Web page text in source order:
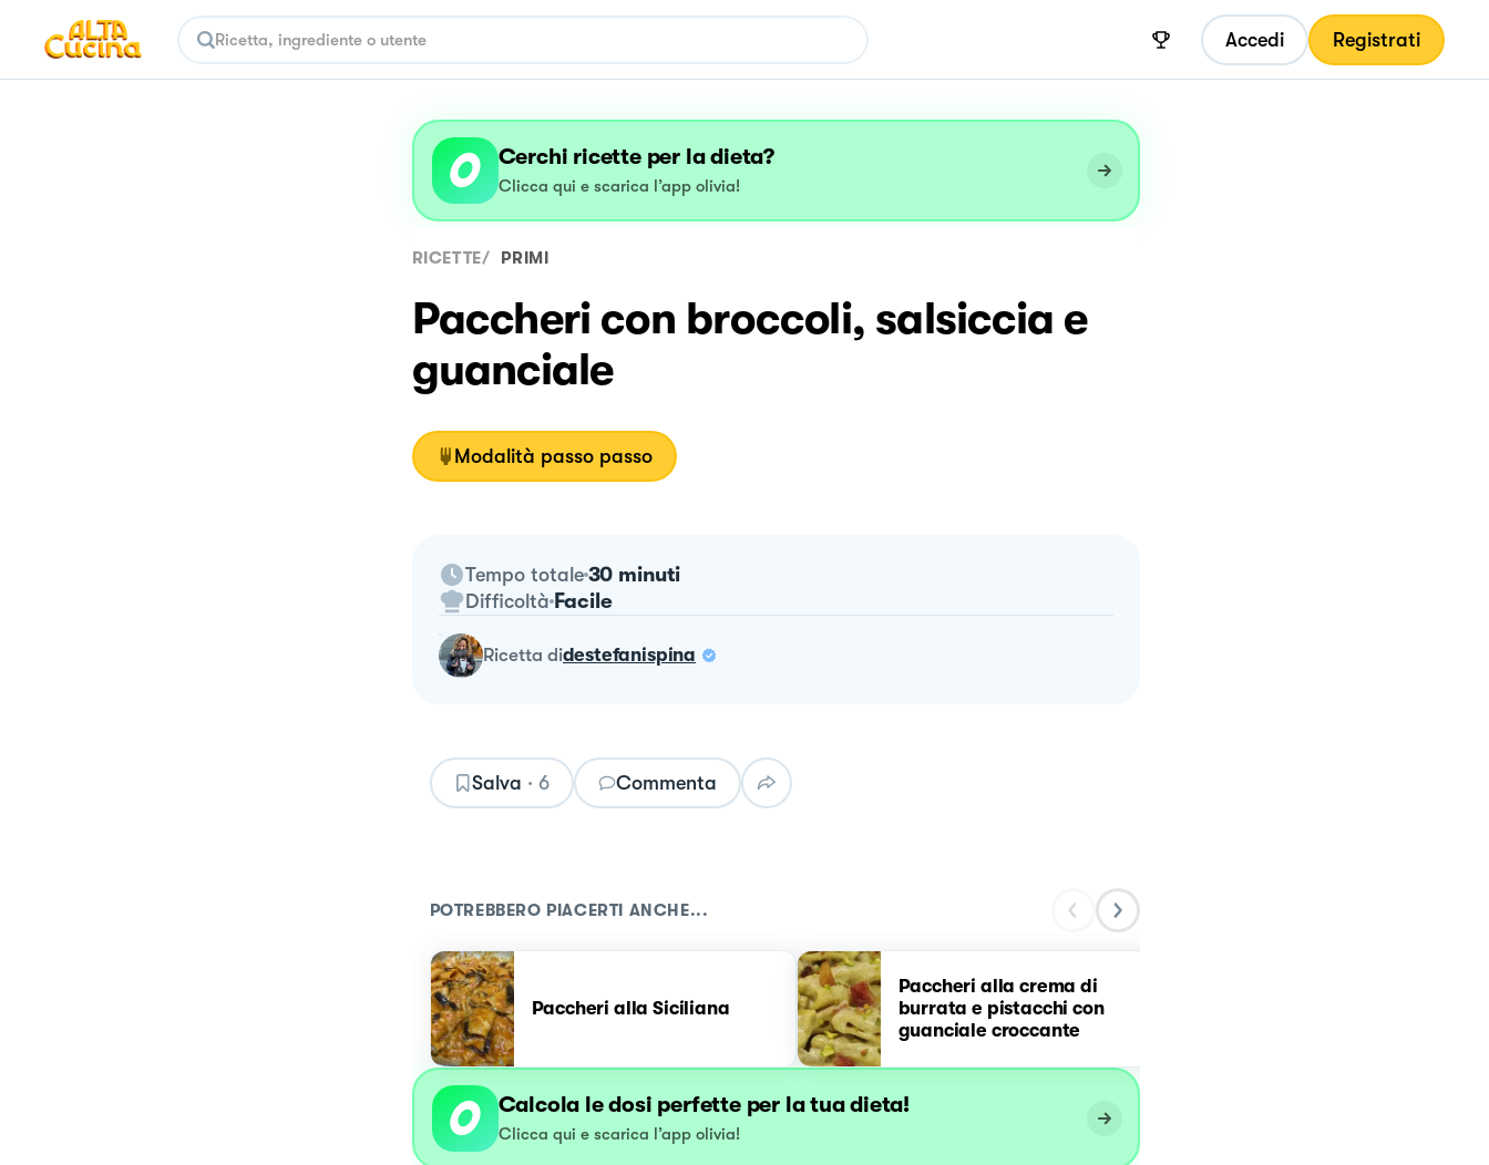
Accedi Registrati
Cerchi ricette per la dieta?
Clicca qui e scarica l’app olivia!
RICETTE/ PRIMI
Paccheri con broccoli, salsiccia e
guanciale
Modalità passo passo
Tempo totale 30 minuti
Difficoltà Facile
ricetta didestefanispina
Salva · 6 Commenta
POTREBBERO PIACERTI ANCHE...
Paccheri alla Siciliana
Paccheri alla crema di
burrata e pistacchi con
guanciale croccante
Calcola le dosi perfette per la tua dieta!
Clicca qui e scarica l’app olivia!